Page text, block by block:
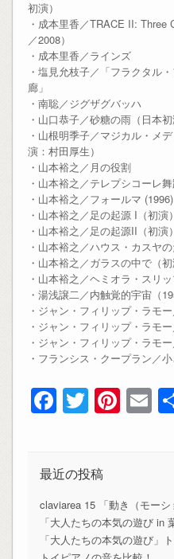
初演）
・成本里香／TRACE II: Three
／2008）
・成本里香／ラインズ
・塩見允枝子／「フラクタル
廊」
・南聡／ジグザグバッハ
・山口恭子／砂糖の雨（日本初
・山根明季子／マジカル・メ
演：村田厚生）
・山本裕之／月の役割
・山本裕之／テレプシコーレ舞
・山本裕之／フォールマ (1996)
・山本裕之／足の起源 I（初演）
・山本裕之／足の起源II（初演）
・山本裕之／ハウス・カスヤ
・山本裕之／ガラスの中で（初
・山本裕之／ヘミオラ・スリ
・湯浅譲二／内触覚的宇宙（
・ジャン・フィリップ・ラモ
・ジャン・フィリップ・ラモ
・ジャン・フィリップ・ラモ
・フランシス・クープラン／
Facebook
Twitter
最近の投稿
claviarea 15 「動き（モーシ
「大人たちの本気の遊び in
「大人たちの本気の遊び」